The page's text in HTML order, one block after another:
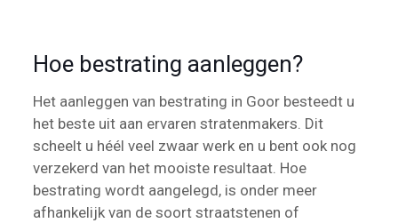
Hoe bestrating aanleggen?
Het aanleggen van bestrating in Goor besteedt u
het beste uit aan ervaren stratenmakers. Dit
scheelt u héél veel zwaar werk en u bent ook nog
verzekerd van het mooiste resultaat. Hoe
bestrating wordt aangelegd, is onder meer
afhankelijk van de soort straatstenen of